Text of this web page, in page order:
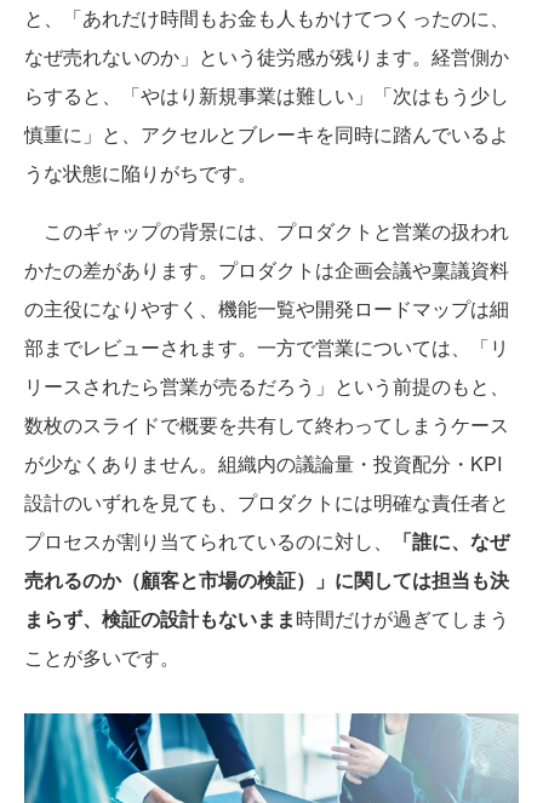
と、「あれだけ時間もお金も人もかけてつくったのに、
なぜ売れないのか」という徒労感が残ります。経営側か
らすると、「やはり新規事業は難しい」「次はもう少し
慎重に」と、アクセルとブレーキを同時に踏んでいるよ
うな状態に陥りがちです。
このギャップの背景には、プロダクトと営業の扱われ
かたの差があります。プロダクトは企画会議や稟議資料
の主役になりやすく、機能一覧や開発ロードマップは細
部までレビューされます。一方で営業については、「リ
リースされたら営業が売るだろう」という前提のもと、
数枚のスライドで概要を共有して終わってしまうケース
が少なくありません。組織内の議論量・投資配分・KPI
設計のいずれを見ても、プロダクトには明確な責任者と
プロセスが割り当てられているのに対し、
「誰に、なぜ
売れるのか（顧客と市場の検証）」に関しては担当も決
まらず、検証の設計もないまま時間だけが過ぎてしまう
ことが多いです。